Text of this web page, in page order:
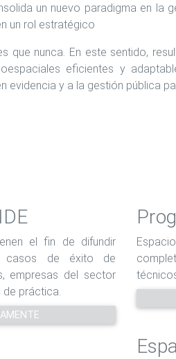
un nuevo paradigma en la
un rol estratégico
que nunca. En este sentido,
eficientes y
y a la gestión pública
el fin de difundir
casos de éxito de
empresas del sector
práctica.